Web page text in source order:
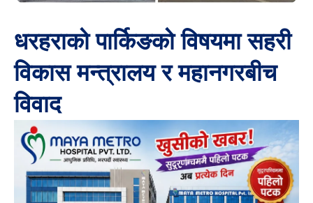
धरहराको पार्किङको विषयमा सहरी
विकास मन्त्रालय र महानगरबीच
विवाद